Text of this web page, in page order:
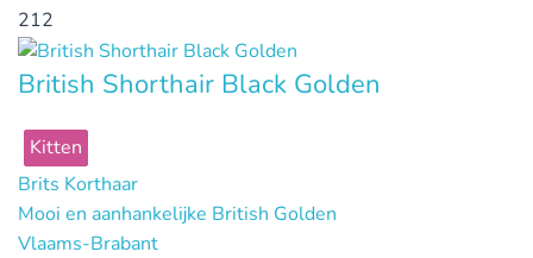
212
British Shorthair Black Golden
Kitten
Brits Korthaar
Mooi en aanhankelijke British Golden
Vlaams-Brabant